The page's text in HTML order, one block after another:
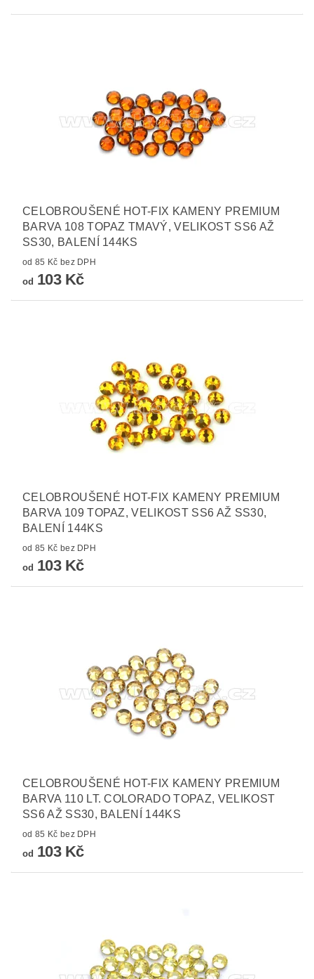
CELOBROUŠENÉ HOT-FIX KAMENY PREMIUM
BARVA 108 TOPAZ TMAVÝ, VELIKOST SS6 AŽ
SS30, BALENÍ 144KS
od 85 Kč bez DPH
od 103 Kč
CELOBROUŠENÉ HOT-FIX KAMENY PREMIUM
BARVA 109 TOPAZ, VELIKOST SS6 AŽ SS30,
BALENÍ 144KS
od 85 Kč bez DPH
od 103 Kč
CELOBROUŠENÉ HOT-FIX KAMENY PREMIUM
BARVA 110 LT. COLORADO TOPAZ, VELIKOST
SS6 AŽ SS30, BALENÍ 144KS
od 85 Kč bez DPH
od 103 Kč